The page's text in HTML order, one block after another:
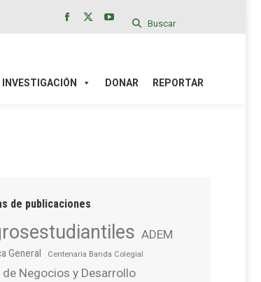
in
in
YouTube
in
Buscar
INVESTIGACIÓN DONAR REPORTAR
de publicaciones
ADEM
General Centenaria Banda Colegial
de Negocios y Desarrollo